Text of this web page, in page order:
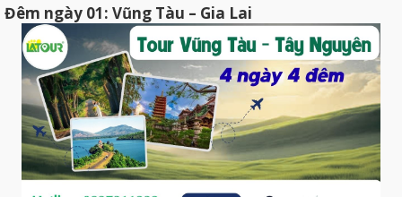
Đêm ngày 01: Vũng Tàu – Gia Lai